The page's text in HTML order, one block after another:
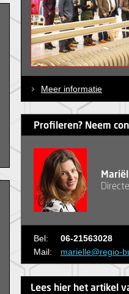
Meer informatie
Profileren? Neem
Bel:
06-21563028
Mail:
marielle@regio-
Lees hier het artikel